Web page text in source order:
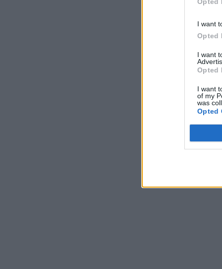
I want
Opted
I want
Opted
I want
of my
was
Opted